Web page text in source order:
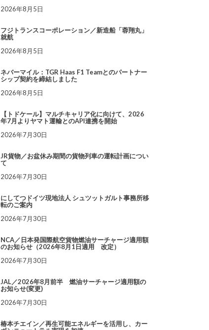
2026年8月5日
フジトランスコーポレーション／新造船「蓉翔丸」
就航
2026年8月5日
ネバーマイル：TGR Haas F1 Teamとのパートナー
シップ契約を締結しました
2026年8月5日
【トドケール】マルチキャリア化に向けて、2026
年7月よりヤマト運輸とのAPI連携を開始
2026年7月30日
JR貨物／お盆休み期間の貨物列車の運転計画につい
て
2026年7月30日
にしてつドイツ現地法人 シュツットガルト事務所移
転のご案内
2026年7月30日
NCA／日本発国際航空貨物燃油サーチャージ適用額
のお知らせ（2026年8月1日適用 改定）
2026年7月30日
JAL／2026年8月前半 燃油サーチャージ適用額の
お知らせ(変更)
2026年7月30日
椿本チエイン／再生可能エネルギーを活用し、カー